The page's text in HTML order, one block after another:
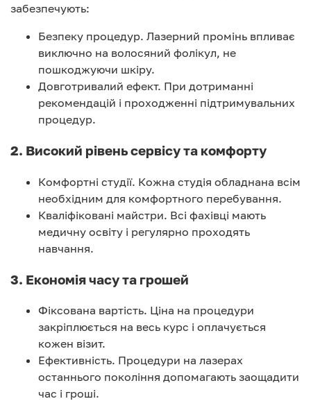
забезпечують:
Безпеку процедур. Лазерний промінь впливає
виключно на волосяний фолікул, не
пошкоджуючи шкіру.
Довготривалий ефект. При дотриманні
рекомендацій і проходженні підтримувальних
процедур.
2. Високий рівень сервісу та комфорту
Комфортні студії. Кожна студія обладнана всім
необхідним для комфортного перебування.
Кваліфіковані майстри. Всі фахівці мають
медичну освіту і регулярно проходять
навчання.
3. Економія часу та грошей
Фіксована вартість. Ціна на процедури
закріплюється на весь курс і оплачується
кожен візит.
Ефективність. Процедури на лазерах
останнього покоління допомагають заощадити
час і гроші.